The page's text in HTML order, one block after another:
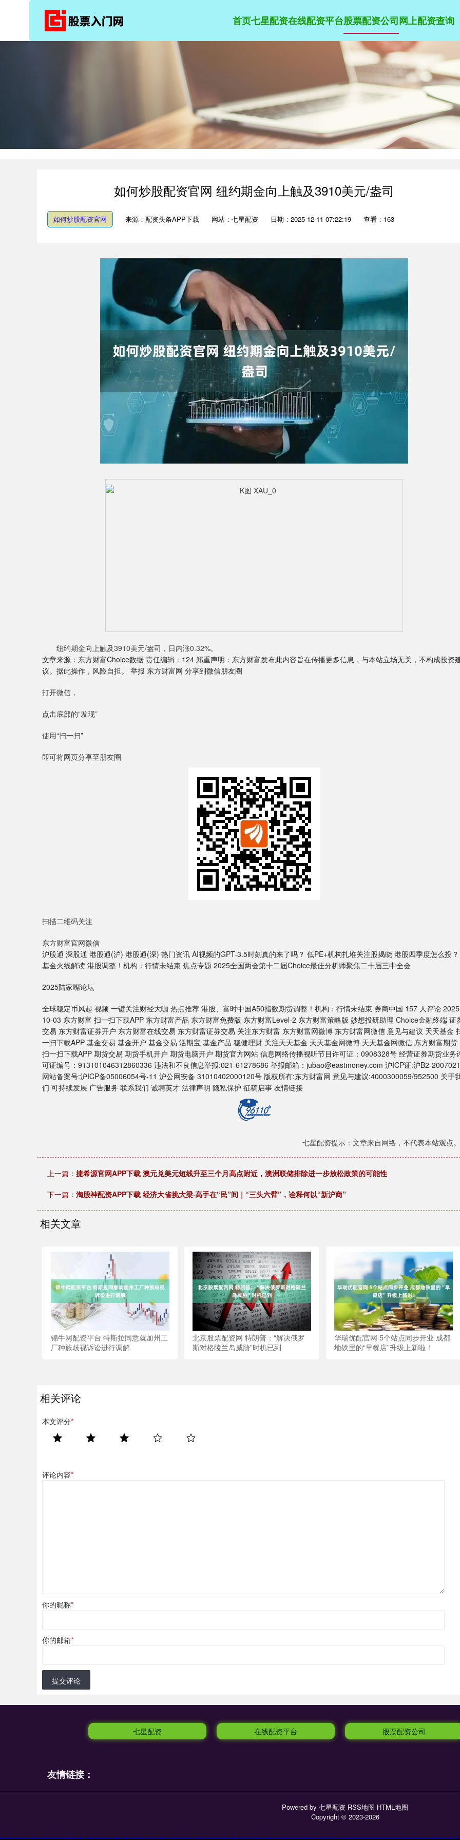
首页七星配资在线配资平台股票配资公司网上配资查询
如何炒股配资官网 纽约期金向上触及3910美元/盎司
如何炒股配资官网 来源：配资头条APP下载 网站：七星配资 日期：2025-12-11 07:22:19 查看：163
纽约期金向上触及3910美元/盎司，日内涨0.32%。
文章来源：东方财富Choice数据 责任编辑：124 郑重声明：东方财富发布此内容旨在传播更多信息，与本站立场无关，不构成投资
议。据此操作，风险自担。 举报 东方财富网 分享到微信朋友圈
打开微信，
点击底部的“发现”
使用“扫一扫”
即可将网页分享至朋友圈
扫描二维码关注
东方财富官网微信
沪股通 深股通 港股通(沪) 港股通(深) 热门资讯 AI视频的GPT-3.5时刻真的来了吗？ 低PE+机构扎堆关注股揭晓 港股四季度怎么投？
基金火线解读 港股调整！机构：行情未结束 焦点专题 2025全国两会第十二届Choice最佳分析师聚焦二十届三中全会
2025陆家嘴论坛
全球稳定币风起 视频 一键关注财经大咖 热点推荐 港股、富时中国A50指数期货调整！机构：行情未结束 券商中国 157 人评论
10-03 东方财富 扫一扫下载APP 东方财富产品 东方财富免费版 东方财富Level-2 东方财富策略版 妙想投研助理 Choice金融终端 证
交易 东方财富证券开户 东方财富在线交易 东方财富证券交易 关注东方财富 东方财富网微博 东方财富网微信 意见与建议 天天基金
一扫下载APP 基金交易 基金开户 基金交易 活期宝 基金产品 稳健理财 关注天天基金 天天基金网微博 天天基金网微信 东方财富期货
扫一扫下载APP 期货交易 期货手机开户 期货电脑开户 期货官方网站 信息网络传播视听节目许可证：0908328号 经营证券期货业务
可证编号：913101046312860336 违法和不良信息举报:021-61278686 举报邮箱：jubao@eastmoney.com 沪ICP证:沪B2-
网站备案号:沪ICP备05006054号-11 沪公网安备 31010402000120号 版权所有:东方财富网 意见与建议:4000300059/952500 关于
们 可持续发展 广告服务 联系我们 诚聘英才 法律声明 隐私保护 征稿启事 友情链接
七星配资提示：文章来自网络，不代表本站观点。
上一篇： 捷希源官网APP下载 澳元兑美元短线升至三个月高点附近，澳洲联储排除进一步放松政策的可能性
下一篇： 淘股神配资APP下载 经济大省挑大梁·高手在“民”间｜“三头六臂”，诠释何以“新沪商”
相关文章
锦牛网配资平台 特斯拉同意就加州工
厂种族歧视诉讼进行调解
北京股票配资网 特朗普：“解决俄罗
斯对格陵兰岛威胁”时机已到
华瑞优配官网 5个站点同步开业 成都
地铁里的“早餐店”升级上新啦！
相关评论
本文评分*
评论内容*
你的昵称*
你的邮箱*
提交评论
七星配资 在线配资平台 股票配资公司
友情链接：
Powered by 七星配资 RSS地图 HTML地图
Copyright © 2023-2026